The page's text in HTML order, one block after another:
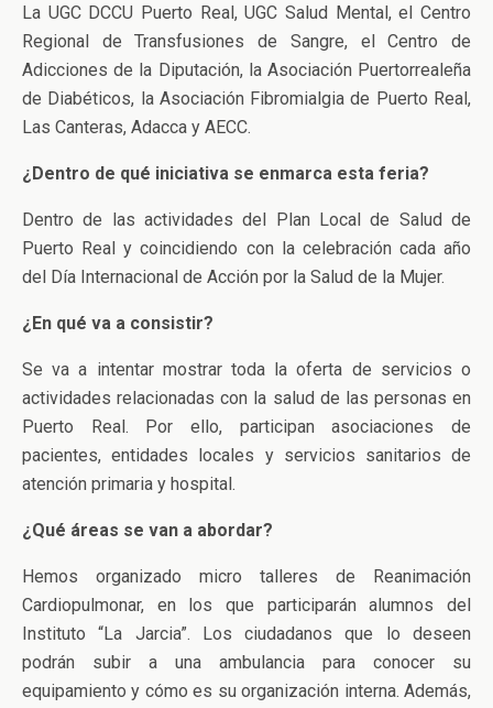
La UGC DCCU Puerto Real, UGC Salud Mental, el Centro
Regional de Transfusiones de Sangre, el Centro de
Adicciones de la Diputación, la Asociación Puertorrealeña
de Diabéticos, la Asociación Fibromialgia de Puerto Real,
Las Canteras, Adacca y AECC.
¿Dentro de qué iniciativa se enmarca esta feria?
Dentro de las actividades del Plan Local de Salud de
Puerto Real y coincidiendo con la celebración cada año
del Día Internacional de Acción por la Salud de la Mujer.
¿En qué va a consistir?
Se va a intentar mostrar toda la oferta de servicios o
actividades relacionadas con la salud de las personas en
Puerto Real. Por ello, participan asociaciones de
pacientes, entidades locales y servicios sanitarios de
atención primaria y hospital.
¿Qué áreas se van a abordar?
Hemos organizado micro talleres de Reanimación
Cardiopulmonar, en los que participarán alumnos del
Instituto “La Jarcia”. Los ciudadanos que lo deseen
podrán subir a una ambulancia para conocer su
equipamiento y cómo es su organización interna. Además,